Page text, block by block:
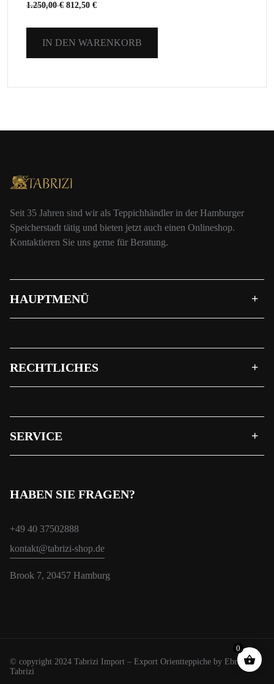
1.250,00€ 812,50 €
IN DEN WARENKORB
Seit 35 Jahren sind wir als Teppichhändler in der Hamburger
Speicherstadt tätig und bieten jetzt auch einen Onlineshop.
Kontaktieren Sie uns gerne für Beratung.
HAUPTMENÜ
RECHTLICHES
SERVICE
HABEN SIE FRAGEN?
+49 40 37502888
kontakt@tabrizi-shop.de
Brook 7, 20457 Hamburg
© copyright 2024 Tabrizi Import – Export Orientteppiche by Ebrahim
Tabrizi
0